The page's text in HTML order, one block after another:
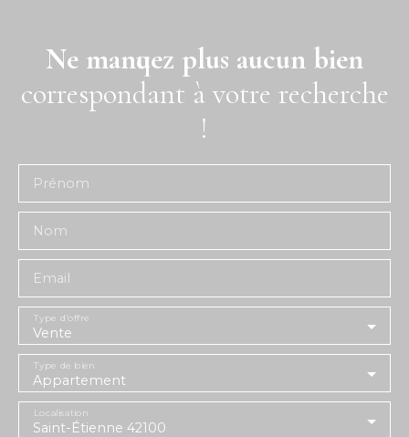
Ne manquez plus aucun bien
correspondant à votre recherche
!
Prénom
Nom
Email
Vente
Type d'offre
Appartement
Type de bien
Saint-Étienne 42100
Localisation